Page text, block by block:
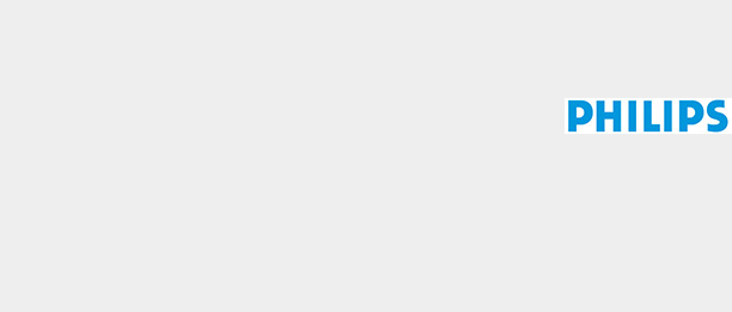
tu navegador, generalmente en forma de cookies.